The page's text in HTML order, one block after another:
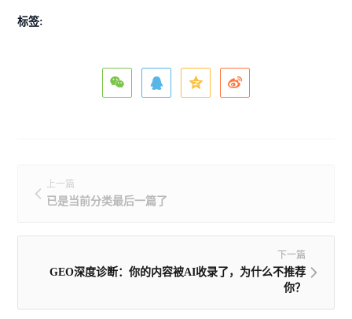
标签:
上一篇
已是当前分类最后一篇了
下一篇
GEO深度诊断：你的内容被AI收录了，为什么不推荐
你？